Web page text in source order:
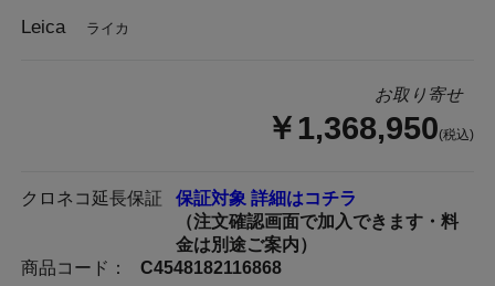
Leica ライカ
お取り寄せ
￥1,368,950(税込)
クロネコ延長保証
保証対象 詳細はコチラ
（注文確認画面で加入できます・料
金は別途ご案内）
商品コード：
C4548182116868